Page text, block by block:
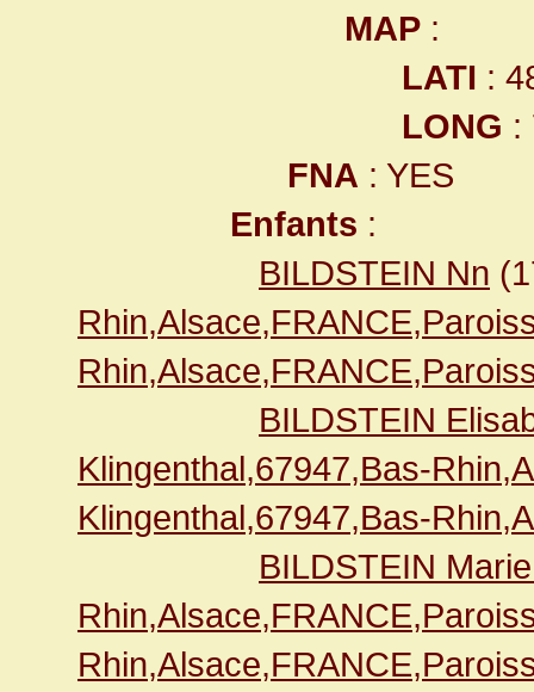
MAP :
LATI :
LONG :
FNA : YES
Enfants :
BILDSTEIN Nn
BILDSTEIN
Klingenthal,67947,Bas-
Klingenthal,67947,Bas-
BILDSTEIN